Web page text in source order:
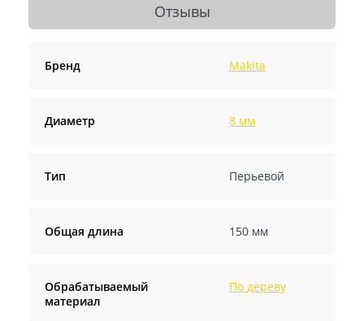
Отзывы
Бренд Makita
Диаметр 8 мм
Тип Перьевой
Общая длина 150 мм
Обрабатываемый
материал
По дереву